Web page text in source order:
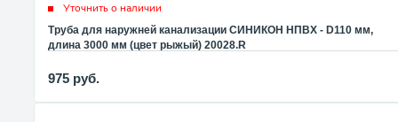
Уточнить о наличии
Труба для наружней канализации СИНИКОН НПВХ - D110 мм,
длина 3000 мм (цвет рыжый) 20028.R
975 руб.